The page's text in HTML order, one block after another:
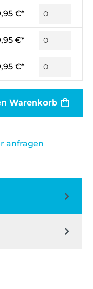
€*
€*
€*
Warenkorb
anfragen